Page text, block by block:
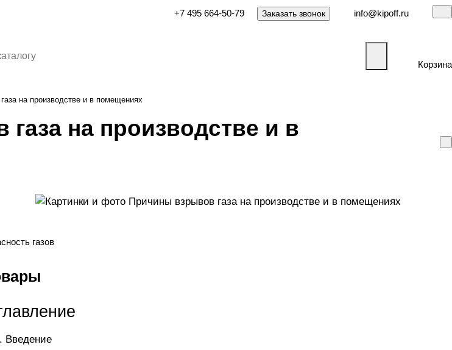
+7 495 664-50-79 Заказать звонок info@kipoff.ru
Корзина
на производстве и в помещениях
на производстве и в
газов
Введение